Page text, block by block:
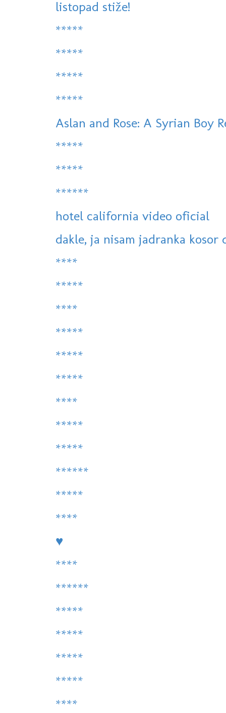
listopad stiže!
*****
*****
*****
*****
Aslan and Rose: A Syrian Boy
*****
*****
******
hotel california video oficial
dakle, ja nisam jadranka kosor
****
*****
****
*****
*****
*****
****
*****
*****
******
*****
****
♥
****
******
*****
*****
*****
*****
****